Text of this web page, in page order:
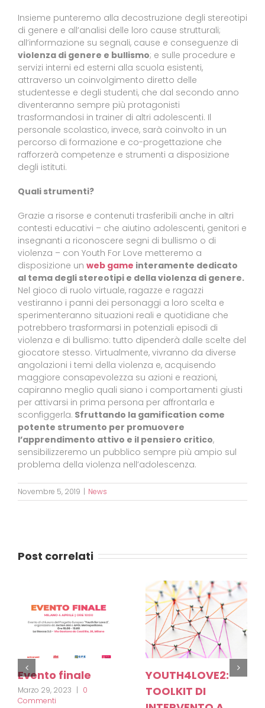
Insieme punteremo alla decostruzione degli stereotipi
di genere e all’analisi delle loro cause strutturali;
all’informazione su segnali, cause e conseguenze di
violenza di genere e bullismo; e sulle procedure e
servizi interni ed esterni alla scuola esistenti,
attraverso un coinvolgimento diretto delle
studentesse e degli studenti, che dal secondo anno
diventeranno sempre più protagonisti
trasformandosi in trainer di altri adolescenti. Il
personale scolastico, invece, sarà coinvolto in un
percorso di formazione e co-progettazione che
rafforzerà competenze e strumenti a disposizione
degli istituti.
Quali strumenti?
Grazie a risorse e contenuti trasferibili anche in altri
contesti educativi – che aiutino adolescenti, genitori e
insegnanti a riconoscere segni di bullismo o di
violenza – con Youth For Love metteremo a
disposizione un web game interamente dedicato
al tema degli stereotipi e della violenza di genere.
Nel gioco di ruolo virtuale, ragazze e ragazzi
vestiranno i panni dei personaggi a loro scelta e
sperimenteranno situazioni reali e quotidiane che
potrebbero trasformarsi in potenziali episodi di
violenza e di bullismo: tutto dipenderà dalle scelte del
giocatore stesso. Virtualmente, vivranno da diverse
angolazioni i temi della violenza e, acquisendo
maggiore consapevolezza su azioni e reazioni,
capiranno meglio quali siano i comportamenti giusti
per attivarsi in prima persona per affrontarla e
sconfiggerla. Sfruttando la gamification come
potente strumento per promuovere
l’apprendimento attivo e il pensiero critico,
sensibilizzeremo un pubblico sempre più ampio sul
problema della violenza nell’adolescenza.
Novembre 5, 2019 | News
Post correlati
Evento finale
Marzo 29, 2023 | 0
Commenti
YOUTH4LOVE2:
TOOLKIT DI